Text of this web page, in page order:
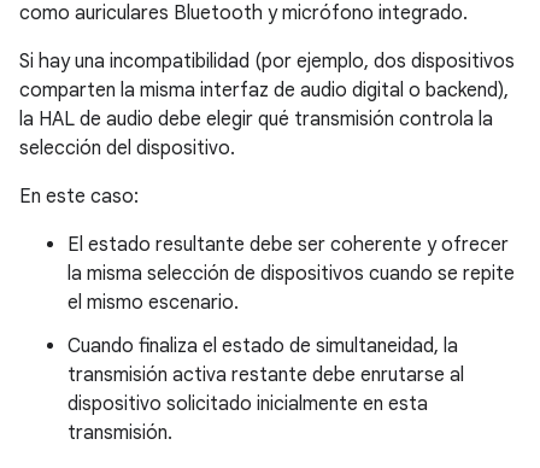
como auriculares Bluetooth y micrófono integrado.
Si hay una incompatibilidad (por ejemplo, dos dispositivos
comparten la misma interfaz de audio digital o backend),
la HAL de audio debe elegir qué transmisión controla la
selección del dispositivo.
En este caso:
El estado resultante debe ser coherente y ofrecer
la misma selección de dispositivos cuando se repite
el mismo escenario.
Cuando finaliza el estado de simultaneidad, la
transmisión activa restante debe enrutarse al
dispositivo solicitado inicialmente en esta
transmisión.